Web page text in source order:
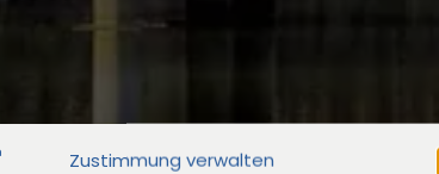
Zustimmung verwalten